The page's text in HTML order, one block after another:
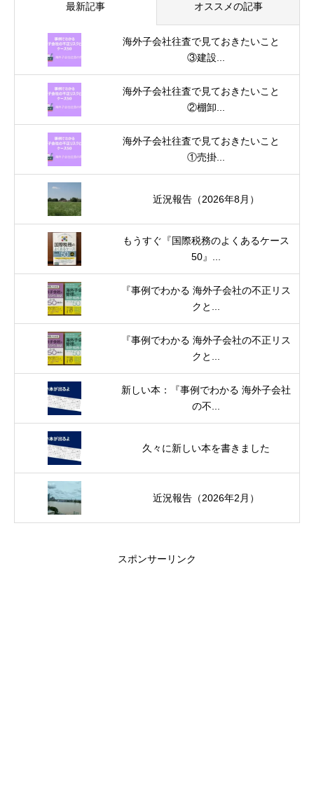
最新記事 オススメの記事
海外子会社往査で見ておきたいこと
③建設...
海外子会社往査で見ておきたいこと
②棚卸...
海外子会社往査で見ておきたいこと
①売掛...
近況報告（2026年8月）
もうすぐ『国際税務のよくあるケース
50』...
『事例でわかる 海外子会社の不正リス
クと...
『事例でわかる 海外子会社の不正リス
クと...
新しい本：『事例でわかる 海外子会社
の不...
久々に新しい本を書きました
近況報告（2026年2月）
スポンサーリンク